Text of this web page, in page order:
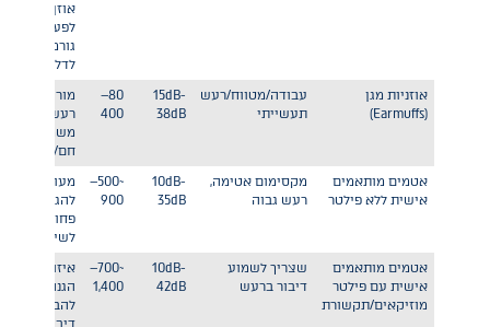
אוזן,
לפעמים
גורמים
לדלקת
אוזניות מגן
(Earmuffs)
עבודה/מטווח/רעש
תעשייתי
15dB-
38dB
80–
400
מוריד
רעש
משמעותי,
חם/מגושם
אטמים מותאמים
אישית ללא פילטר
מקסימום אטימה,
רעש גבוה
10dB-
35dB
~500–
900
מעולה
להגנה,
פחות
לשיחה
אטמים מותאמים
אישית עם פילטר
מוזיקאים/תקשורת
שצריך לשמוע
דיבור ברעש
10dB-
42dB
~700–
1,400
איזון בין
הגנה
להבנת
דיבור